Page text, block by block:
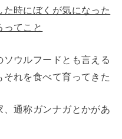
時にぼくが気になった
てこと
ウルフードとも言える
れを食べて育ってきた
通称ガンナガとかがあ